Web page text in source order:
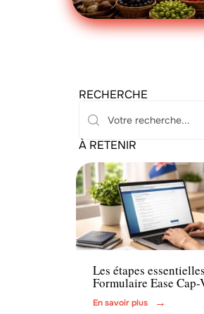
RECHERCHE
À RETENIR
Actu
Les étapes
Formulaire Ease Cap-
En savoir plus